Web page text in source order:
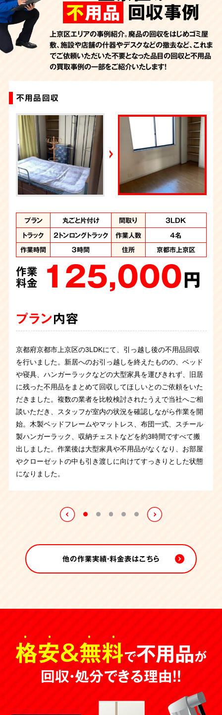
不用品 回収事例
上京区エリアの事例紹介。廃品の回収をはじめゴミ屋
敷、施設や店舗の什器やデスクなどの撤去など、これま
でご依頼いただいた不要となった品目の回収と不用品
の買取事例の一部をご紹介いたします！
不用品回収
プラン 丸ごと片付け 間取り
3LDK
トラック
2トンロングトラック 作業人数
4名
作業時間
３時間 住所 京都市上京区
作業
料金 125,000円
プラン内容
京都府京都市上京区の3LDKにて、引っ越し後の不用品回収
を行いました。新居へのお引っ越しを終えたものの、ベッド
や寝具、ハンガーラックなどの大型家具を運びきれず、旧居
に残った不用品をまとめて回収してほしいとのご依頼をいた
だきました。複数の業者を比較検討されたうえで当社へご相
談いただき、スタッフが室内の状況を確認しながら作業を開
始。木製ベッドフレームやマットレス、布団一式、スチール
製ハンガーラック、収納チェストなどを約3時間ですべて搬
出しました。作業後は大型家具や不用品がなくなり、お部屋
やクローゼットの中も引き渡しに向けてすっきりとした状態
になりました。
一軒家丸ごとお片付け・生前整理
作業内容
まるごとお片付け・
生前整理
間取り 4LDK
トラック 2トンロングトラック 作業人数
5名
作業時間
8時間 住所 京都市上京区
作業
料金 245,000円
プラン内容
ご高齢のお母さまが住み慣れた家から引越し、息子さまと同
居するとのことで生前整理を承りました。息子さま立ち会い
のもと必要品と不用品を仕分け、家具・家電など不用品を回
収させていただきました。お部屋が広く導線が長いため、事
故の無いよう慎重に運び出しを行い、無事にトラブルなく5
名のスタッフのお伺いで8時間程で完了致しました
不用品回収
プラン 不用品回収 間取り
お部屋の一部
トラック
2トントラック 作業人数
2名
作業時間
2時間 住所 京都市上京区
作業
料金 74,000円
プラン内容
京都府京都市上京区の一軒家5DKにて、不用品回収のご依頼
を承りました。
ご依頼主様は、ご実家から出て一人暮らしをするそうで、新
居にもっていけないものをすべて回収してほしいとの子ご依
頼でした。ご依頼主様と相談をしながら回収作業をさせてい
ただきました。
一軒家丸ごと片付け
プラン まるごとお片付け 間取り
9LDK+物置
トラック
2トンロングトラック 作業人数
各5名
作業時間
2日 住所 京都市上京区
作業
料金 500,000円
プラン内容
家の売却に伴い一軒家丸ごとお片付けのご依頼を頂きまし
た。スタッフ5名でお伺いし、2日間に分けての作業でした。
冷蔵庫やタンスなどの大きなもの運び出しから食器などの細
かな物の仕分けまで、全ての不用品を回収させていただきま
した。9LDKという大変広いお家でしたが無事にトラブルも
なく作業は完了致しました。
お部屋の丸ごと片付け・生前整理
プラン
お部屋の丸ごと片
付け・生前整理
間取り 2DK
トラック 2トントラック 作業人数
3名
作業時間
4時間半 住所 京都市上京区
作業
料金 99,000円
プラン内容
1人暮らしのお母さまが施設へ移られるとのことで、生前整
理を兼ねてお部屋の丸ごと片付けを承りました。ご依頼者様
立ち会いのもと必要品と不用品を仕分けし、家具・家電など
大量の不用品を回収させていただきました。今回はスタッフ
3名でのお伺いで、4時間半ほどで全ての搬出作業が終わりま
した。
他の作業実績・料金表はこちら
格安＆無料で不用品が
回収・処分できる理由！！